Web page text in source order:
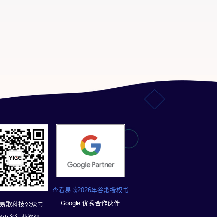
歌科技公众号
查看易歌2026年谷歌授权书
Google 优秀合作伙伴